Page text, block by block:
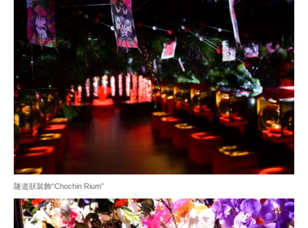
隧道狀裝飾“Chochin Rium”